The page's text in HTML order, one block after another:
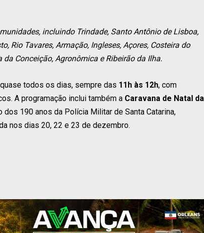
incluindo Trindade, Santo Antônio de Lisboa,
Rio Tavares, Armação, Ingleses, Açores, Costeira do
Conceição, Agronômica e Ribeirão da Ilha.
todos os dias, sempre das 11h às 12h, com
A programação inclui também a Caravana de Natal da
190 anos da Polícia Militar de Santa Catarina,
nos dias 20, 22 e 23 de dezembro.